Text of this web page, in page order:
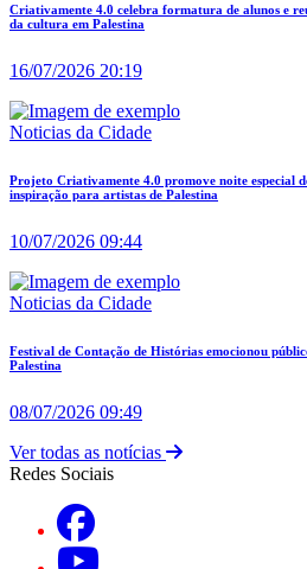
Criativamente 4.0 celebra formatura de alunos e
da cultura em Palestina
16/07/2026 20:19
Noticias da Cidade
Projeto Criativamente 4.0 promove noite especial
inspiração para artistas de Palestina
10/07/2026 09:44
Noticias da Cidade
Festival de Contação de Histórias emocionou
Palestina
08/07/2026 09:49
Ver todas as notícias
Redes Sociais